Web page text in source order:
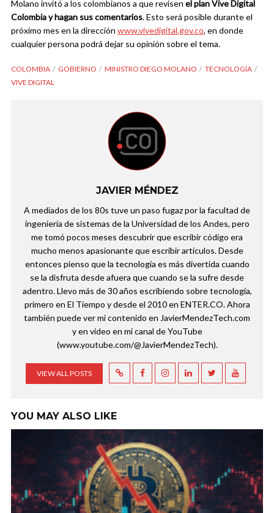
Molano invitó a los colombianos a que revisen el plan Vive Digital
Colombia y hagan sus comentarios. Esto será posible durante el
próximo mes en la dirección www.vivedigital.gov.co, en donde
cualquier persona podrá dejar su opinión sobre el tema.
COLOMBIA GOBIERNO MINISTRO DIEGO MOLANO
TECNOLOGÍA
VIVE DIGITAL
JAVIER MÉNDEZ
A mediados de los 80s tuve un paso fugaz por la facultad de
ingeniería de sistemas de la Universidad de los Andes, pero
me tomó pocos meses descubrir que escribir código era
mucho menos apasionante que escribir artículos. Desde
entonces pienso que la tecnología es más divertida cuando
se la disfruta desde afuera que cuando se la sufre desde
adentro. Llevo más de 30 años escribiendo sobre tecnología,
primero en El Tiempo y desde el 2010 en ENTER.CO. Ahora
también puede ver mi contenido en JavierMendezTech.com
y en video en mi canal de YouTube
(www.youtube.com/@JavierMendezTech).
VIEW ALL POSTS
YOU MAY ALSO LIKE